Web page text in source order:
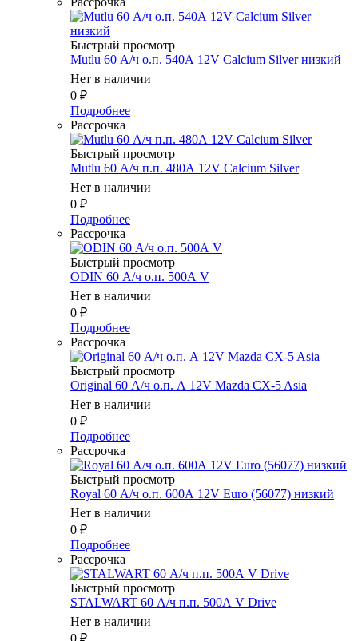
Быстрый просмотр
Mutlu 60 А/ч о.п. 540А 12V Calcium Silver низкий
Нет в наличии
0 ₽
Подробнее
Рассрочка
Быстрый просмотр
Mutlu 60 А/ч п.п. 480А 12V Calcium Silver
Нет в наличии
0 ₽
Подробнее
Рассрочка
Быстрый просмотр
ODIN 60 А/ч о.п. 500А V
Нет в наличии
0 ₽
Подробнее
Рассрочка
Быстрый просмотр
Original 60 А/ч о.п. А 12V Mazda CX-5 Asia
Нет в наличии
0 ₽
Подробнее
Рассрочка
Быстрый просмотр
Royal 60 А/ч о.п. 600А 12V Euro (56077) низкий
Нет в наличии
0 ₽
Подробнее
Рассрочка
Быстрый просмотр
STALWART 60 А/ч п.п. 500А V Drive
Нет в наличии
0 ₽